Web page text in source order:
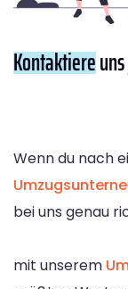
Kontaktiere
Wenn du nach
bei uns genau
mit unserem